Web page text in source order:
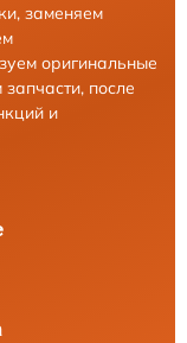
заменяем
оригинальные
после
и